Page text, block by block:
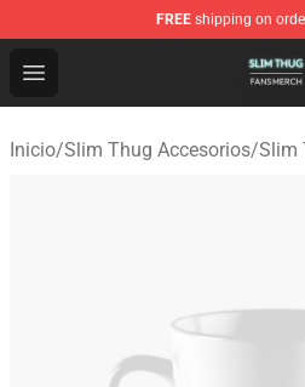
FREE shipping on
Open menu
Slim Thug Shop - Official
Inicio/Slim Thug Accesorios/Slim